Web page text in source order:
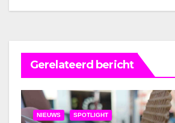
Gerelateerd bericht
NIEUWS SPOTLIGHT